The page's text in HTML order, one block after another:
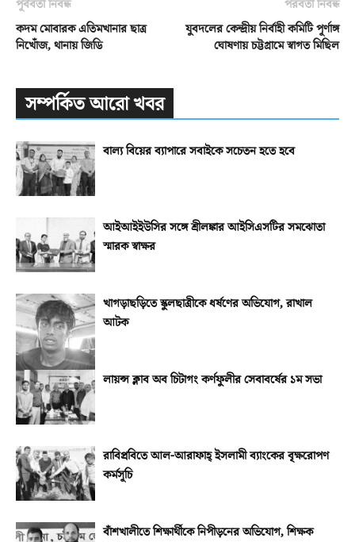
পূর্ববর্তী নিবন্ধ
কদম মোবারক এতিমখানার ছাত্র
নিখোঁজ, থানায় জিডি
পরবর্তী নিবন্ধ
যুবদলের কেন্দ্রীয় নির্বাহী কমিটি পূর্ণাঙ্গ
ঘোষণায় চট্টগ্রামে স্বাগত মিছিল
সম্পর্কিত আরো খবর
বাল্য বিয়ের ব্যাপারে সবাইকে সচেতন হতে হবে
আইআইইউসির সঙ্গে শ্রীলঙ্কার আইসিএসটির সমঝোতা
স্মারক স্বাক্ষর
খাগড়াছড়িতে স্কুলছাত্রীকে ধর্ষণের অভিযোগ, রাখাল
আটক
লায়ন্স ক্লাব অব চিটাগং কর্ণফুলীর সেবাবর্ষের ১ম সভা
রাবিপ্রবিতে আল-আরাফাহ্‌ ইসলামী ব্যাংকের বৃক্ষরোপণ
কর্মসূচি
বাঁশখালীতে শিক্ষার্থীকে নিপীড়নের অভিযোগ, শিক্ষক